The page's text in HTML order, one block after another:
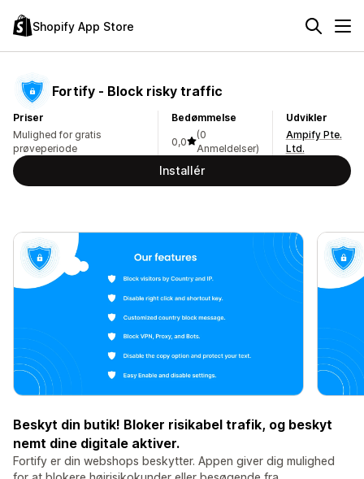
Shopify App Store
Fortify ‑ Block risky traffic
Priser
Mulighed for gratis
prøveperiode
Bedømmelse
0,0
(0
Anmeldelser)
Udvikler
Ampify Pte.
Ltd.
Installér
Beskyt din butik! Bloker risikabel trafik, og beskyt
nemt dine digitale aktiver.
Fortify er din webshops beskytter. Appen giver dig mulighed